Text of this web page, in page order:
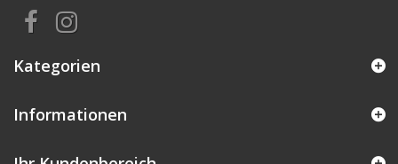
Kategorien
Informationen